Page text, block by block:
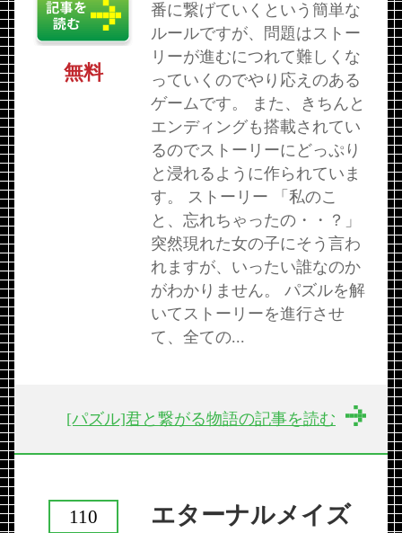
番に繋げていくという簡単な
ルールですが、問題はストー
リーが進むにつれて難しくな
っていくのでやり応えのある
ゲームです。 また、きちんと
エンディングも搭載されてい
るのでストーリーにどっぷり
と浸れるように作られていま
す。 ストーリー 「私のこ
と、忘れちゃったの・・？」
突然現れた女の子にそう言わ
れますが、いったい誰なのか
がわかりません。 パズルを解
いてストーリーを進行させ
て、全ての...
無料
[パズル]君と繋がる物語の記事を読む
エターナルメイズ
110